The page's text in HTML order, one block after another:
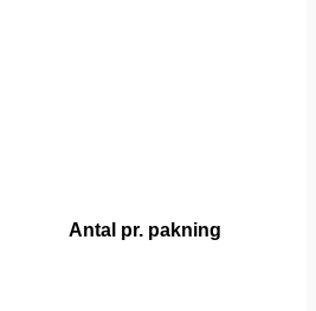
Antal pr. pakning